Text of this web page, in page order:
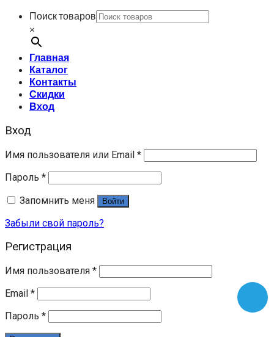
Поиск товаров
×
Главная
Каталог
Контакты
Скидки
Вход
Вход
Имя пользователя или Email *
Пароль *
Запомнить меня
Войти
Забыли свой пароль?
Регистрация
Имя пользователя *
Email *
Пароль *